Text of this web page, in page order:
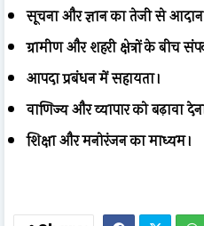
सूचना और ज्ञान का तेजी से आदान-
ग्रामीण और शहरी क्षेत्रों के बीच
आपदा प्रबंधन में सहायता।
वाणिज्य और व्यापार को बढ़ावा
शिक्षा और मनोरंजन का माध्यम।